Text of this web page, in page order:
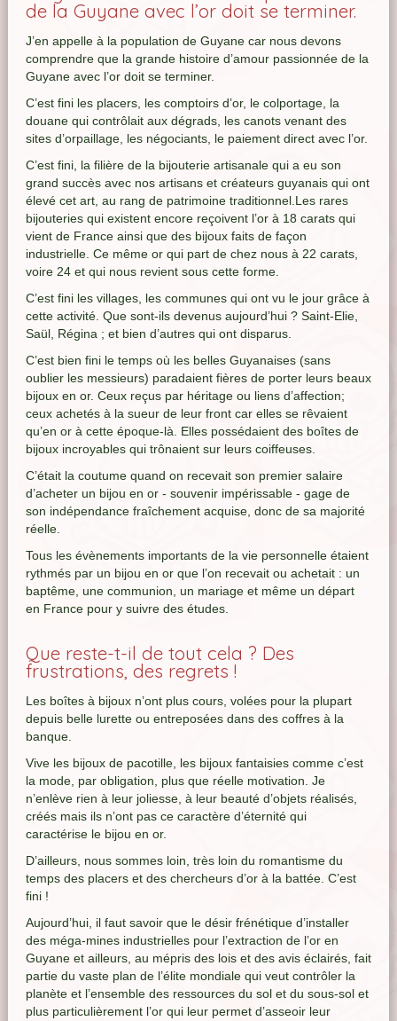
de la Guyane avec l’or doit se terminer.
J’en appelle à la population de Guyane car nous devons
comprendre que la grande histoire d’amour passionnée de la
Guyane avec l’or doit se terminer.
C’est fini les placers, les comptoirs d’or, le colportage, la
douane qui contrôlait aux dégrads, les canots venant des
sites d’orpaillage, les négociants, le paiement direct avec l’or.
C’est fini, la filière de la bijouterie artisanale qui a eu son
grand succès avec nos artisans et créateurs guyanais qui ont
élevé cet art, au rang de patrimoine traditionnel.Les rares
bijouteries qui existent encore reçoivent l’or à 18 carats qui
vient de France ainsi que des bijoux faits de façon
industrielle. Ce même or qui part de chez nous à 22 carats,
voire 24 et qui nous revient sous cette forme.
C’est fini les villages, les communes qui ont vu le jour grâce à
cette activité. Que sont-ils devenus aujourd’hui ? Saint-Elie,
Saül, Régina ; et bien d’autres qui ont disparus.
C’est bien fini le temps où les belles Guyanaises (sans
oublier les messieurs) paradaient fières de porter leurs beaux
bijoux en or. Ceux reçus par héritage ou liens d’affection;
ceux achetés à la sueur de leur front car elles se rêvaient
qu’en or à cette époque-là. Elles possédaient des boîtes de
bijoux incroyables qui trônaient sur leurs coiffeuses.
C’était la coutume quand on recevait son premier salaire
d’acheter un bijou en or - souvenir impérissable - gage de
son indépendance fraîchement acquise, donc de sa majorité
réelle.
Tous les évènements importants de la vie personnelle étaient
rythmés par un bijou en or que l’on recevait ou achetait : un
baptême, une communion, un mariage et même un départ
en France pour y suivre des études.
Que reste-t-il de tout cela ? Des
frustrations, des regrets !
Les boîtes à bijoux n’ont plus cours, volées pour la plupart
depuis belle lurette ou entreposées dans des coffres à la
banque.
Vive les bijoux de pacotille, les bijoux fantaisies comme c’est
la mode, par obligation, plus que réelle motivation. Je
n’enlève rien à leur joliesse, à leur beauté d’objets réalisés,
créés mais ils n’ont pas ce caractère d’éternité qui
caractérise le bijou en or.
D’ailleurs, nous sommes loin, très loin du romantisme du
temps des placers et des chercheurs d’or à la battée. C’est
fini !
Aujourd’hui, il faut savoir que le désir frénétique d’installer
des méga-mines industrielles pour l’extraction de l’or en
Guyane et ailleurs, au mépris des lois et des avis éclairés, fait
partie du vaste plan de l’élite mondiale qui veut contrôler la
planète et l’ensemble des ressources du sol et du sous-sol et
plus particulièrement l’or qui leur permet d’asseoir leur